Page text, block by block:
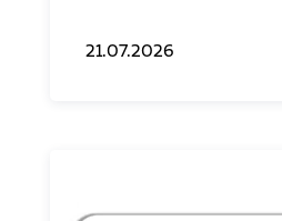
21.07.2026